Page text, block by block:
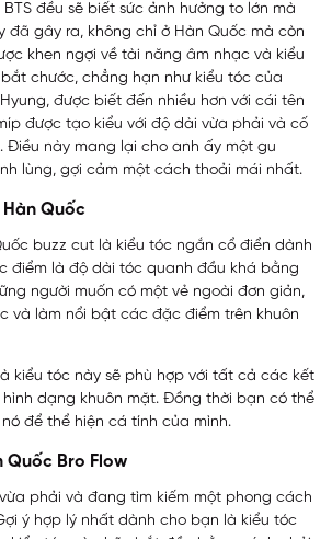
đều sẽ biết sức ảnh hưởng to lớn mà
đã gây ra, không chỉ ở Hàn Quốc mà còn
khen ngợi về tài năng âm nhạc và kiểu
chước, chẳng hạn như kiểu tóc của
được biết đến nhiều hơn với cái tên
được tạo kiểu với độ dài vừa phải và cố
Điều này mang lại cho anh ấy một gu
lùng, gợi cảm một cách thoải mái nhất.
Quốc
buzz cut là kiểu tóc ngắn cổ điển dành
điểm là độ dài tóc quanh đầu khá bằng
người muốn có một vẻ ngoài đơn giản,
và làm nổi bật các đặc điểm trên khuôn
kiểu tóc này sẽ phù hợp với tất cả các kết
dạng khuôn mặt. Đồng thời bạn có thể
để thể hiện cá tính của mình.
Quốc Bro Flow
phải và đang tìm kiếm một phong cách
ý hợp lý nhất dành cho bạn là kiểu tóc